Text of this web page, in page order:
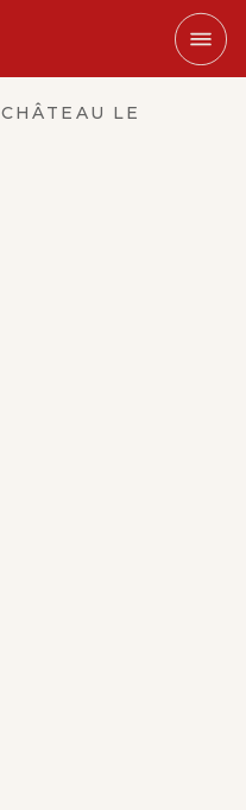
CHÂTEAU LE